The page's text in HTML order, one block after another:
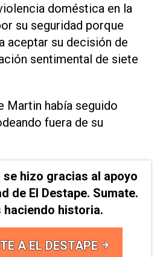
doméstica en la
su seguridad porque
aceptar su decisión de
sentimental de siete
Martin había seguido
fuera de su
hizo gracias al apoyo
de El Destape. Sumate.
haciendo historia.
A EL DESTAPE